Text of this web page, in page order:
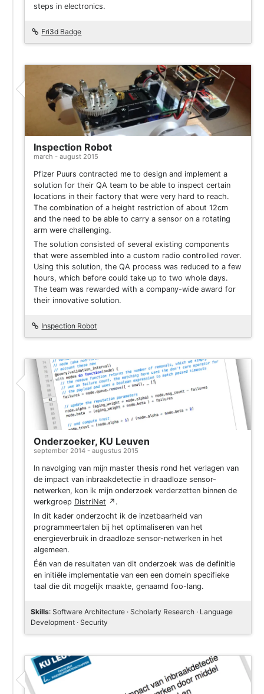
steps in electronics.
Fri3d Badge
Inspection Robot
march - august 2015
Pfizer Puurs contracted me to design and implement a
solution for their QA team to be able to inspect certain
locations in their factory that were very hard to reach.
The combination of a height restriction of about 12cm
and the need to be able to carry a sensor on a rotating
arm were challenging.
The solution consisted of several existing components
that were assembled into a custom radio controlled rover.
Using this solution, the QA process was reduced to a few
hours, which before could take up to two whole days.
The team was rewarded with a company-wide award for
their innovative solution.
Inspection Robot
Onderzoeker, KU Leuven
september 2014 - augustus 2015
In navolging van mijn master thesis rond het verlagen van
de impact van inbraakdetectie in draadloze sensor-
netwerken, kon ik mijn onderzoek verderzetten binnen de
werkgroep DistriNet ↗ .
In dit kader onderzocht ik de inzetbaarheid van
programmeertalen bij het optimaliseren van het
energieverbruik in draadloze sensor-netwerken in het
algemeen.
Één van de resultaten van dit onderzoek was de definitie
en initiële implementatie van een een domein specifieke
taal die dit mogelijk maakte, genaamd foo-lang.
Skills: Software Architecture · Scholarly Research · Language
Development · Security